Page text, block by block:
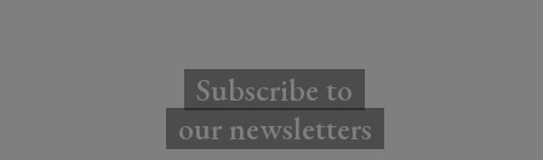
Subscribe to
our newsletters